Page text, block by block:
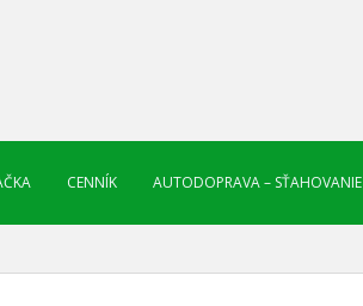
CENNÍK AUTODOPRAVA – SŤAHOVANIE